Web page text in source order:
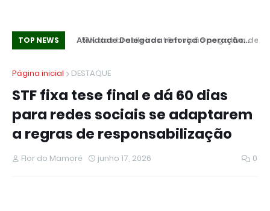
TOP NEWS
Atividade Delegada reforça Operação
51% dos brasileiros têm visão negativa de
Página inicial
DESTAQUE
STF fixa tese final e dá 60 dias
para redes sociais se adaptarem
a regras de responsabilização
Flor do Mamoré junho 17, 2026 0